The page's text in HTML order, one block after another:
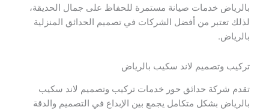
بالرياض خدمات صيانة مستمرة للحفاظ على جمال الحديقة،
لذلك تعتبر من أفضل الشركات في تصميم الحدائق المنزلية
بالرياض.
تركيب وتصميم لاند سكيب بالرياض
تقدم شركة حدائق حور خدمات تركيب وتصميم لاند سكيب
بالرياض بشكل متكامل يجمع بين الإبداع في التصميم والدقة